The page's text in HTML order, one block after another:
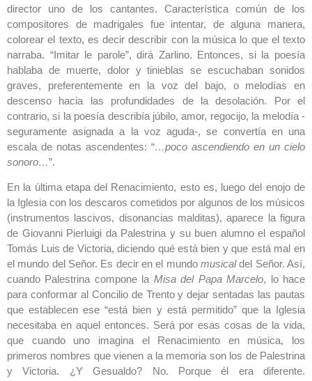
director uno de los cantantes. Característica común de los
compositores de madrigales fue intentar, de alguna manera,
colorear el texto, es decir describir con la música lo que el texto
narraba. “Imitar le parole”, dirá Zarlino. Entonces, si la poesía
hablaba de muerte, dolor y tinieblas se escuchaban sonidos
graves, preferentemente en la voz del bajo, o melodías en
descenso hacia las profundidades de la desolación. Por el
contrario, si la poesía describía júbilo, amor, regocijo, la melodía -
seguramente asignada a la voz aguda-, se convertía en una
escala de notas ascendentes: “…poco ascendiendo en un cielo
sonoro…”.
En la última etapa del Renacimiento, esto es, luego del enojo de
la Iglesia con los descaros cometidos por algunos de los músicos
(instrumentos lascivos, disonancias malditas), aparece la figura
de Giovanni Pierluigi da Palestrina y su buen alumno el español
Tomás Luis de Victoria, diciendo qué está bien y que está mal en
el mundo del Señor. Es decir en el mundo musicaldel Señor. Así,
cuando Palestrina compone la Misa del Papa Marcelo, lo hace
para conformar al Concilio de Trento y dejar sentadas las pautas
que establecen ese “está bien y está permitido” que la Iglesia
necesitaba en aquel entonces. Será por esas cosas de la vida,
que cuando uno imagina el Renacimiento en música, los
primeros nombres que vienen a la memoria son los de Palestrina
y Victoria. ¿Y Gesualdo? No. Porque él era diferente.